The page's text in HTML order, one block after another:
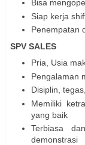
Bisa
Siap kerja
Penempatan
SPV SALES
Pria, Usia
Pengalaman
Disiplin,
Memiliki
yang baik
Terbiasa
demonstrasi